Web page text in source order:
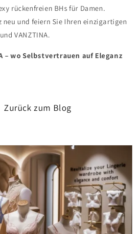
rückenfreien BHs für Damen.
neu und feiern Sie Ihren einzigartigen
VANZTINA.
– wo Selbstvertrauen auf Eleganz
Zurück zum Blog